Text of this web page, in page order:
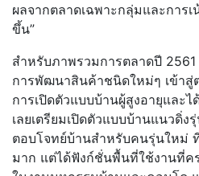
ผลจากตลาดเฉพาะกลุ่มและการ
ขึ้น”
สำหรับภาพรวมการตลาดปี 2561
การพัฒนาสินค้าชนิดใหม่ๆ เข้าสู่
การเปิดตัวแบบบ้านผู้สูงอายุและ
เลยเตรียมเปิดตัวแบบบ้านแนวดิ่
ตอบโจทย์บ้านสำหรับคนรุ่นใหม่
มาก แต่ได้ฟังก์ชั่นพื้นที่ใช้งานที่ค